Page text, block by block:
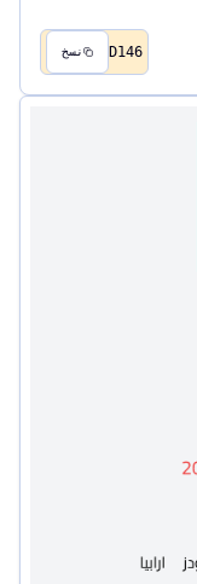
D146 نسخ